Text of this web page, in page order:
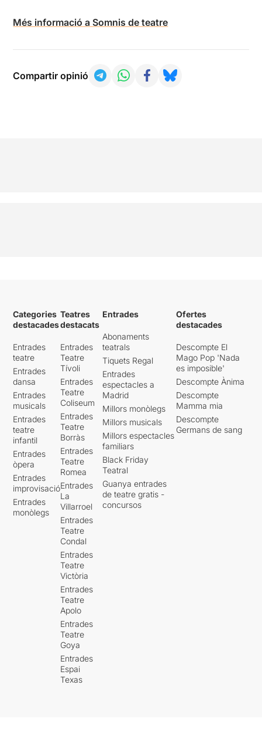
Més informació a Somnis de teatre
Compartir opinió
Categories
destacades
Entrades
teatre
Entrades
dansa
Entrades
musicals
Entrades
teatre
infantil
Entrades
òpera
Entrades
improvisació
Entrades
monòlegs
Teatres
destacats
Entrades
Teatre
Tívoli
Entrades
Teatre
Coliseum
Entrades
Teatre
Borràs
Entrades
Teatre
Romea
Entrades
La
Villarroel
Entrades
Teatre
Condal
Entrades
Teatre
Victòria
Entrades
Teatre
Apolo
Entrades
Teatre
Goya
Entrades
Espai
Texas
Entrades
Abonaments
teatrals
Tiquets Regal
Entrades
espectacles a
Madrid
Millors monòlegs
Millors musicals
Millors espectacles
familiars
Black Friday
Teatral
Guanya entrades
de teatre gratis -
concursos
Ofertes
destacades
Descompte El
Mago Pop 'Nada
es imposible'
Descompte Ànima
Descompte
Mamma mia
Descompte
Germans de sang